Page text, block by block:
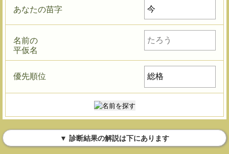
あなたの苗字
名前の
平仮名
優先順位
▼ 診断結果の解説は下にあります